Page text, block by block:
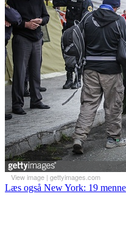
View image | gettyimages.com
Læs også New York: 19